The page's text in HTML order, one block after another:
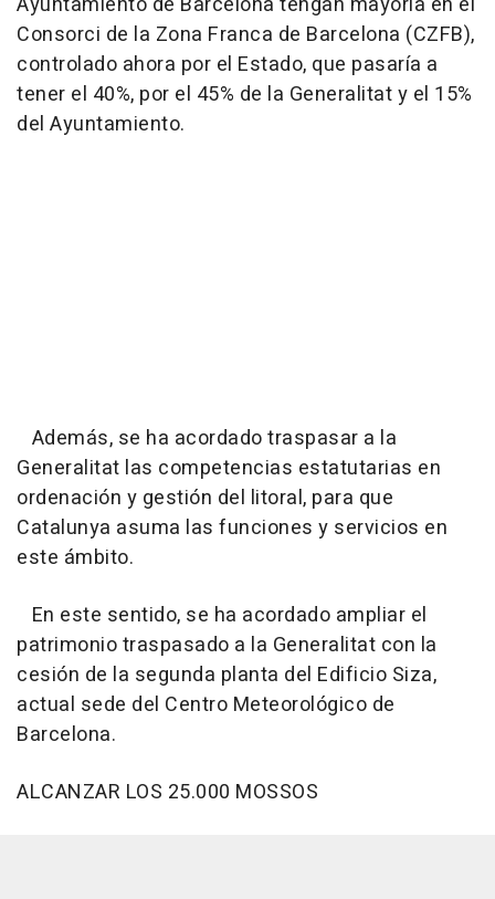
Consorci de la Zona Franca de Barcelona (CZFB),
controlado ahora por el Estado, que pasaría a
tener el 40%, por el 45% de la Generalitat y el 15%
del Ayuntamiento.
Además, se ha acordado traspasar a la
Generalitat las competencias estatutarias en
ordenación y gestión del litoral, para que
Catalunya asuma las funciones y servicios en
este ámbito.
En este sentido, se ha acordado ampliar el
patrimonio traspasado a la Generalitat con la
cesión de la segunda planta del Edificio Siza,
actual sede del Centro Meteorológico de
Barcelona.
ALCANZAR LOS 25.000 MOSSOS